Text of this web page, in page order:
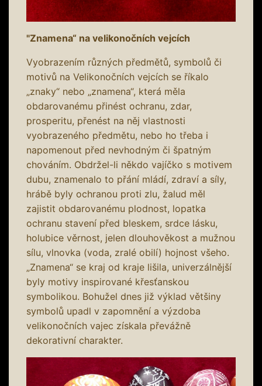
"Znamena“ na velikonočních vejcích
Vyobrazením různých předmětů, symbolů či
motivů na Velikonočních vejcích se říkalo
„znaky“ nebo „znamena“, která měla
obdarovanému přinést ochranu, zdar,
prosperitu, přenést na něj vlastnosti
vyobrazeného předmětu, nebo ho třeba i
napomenout před nevhodným či špatným
chováním. Obdržel-li někdo vajíčko s motivem
dubu, znamenalo to přání mládí, zdraví a síly,
hrábě byly ochranou proti zlu, žalud měl
zajistit obdarovanému plodnost, lopatka
ochranu stavení před bleskem, srdce lásku,
holubice věrnost, jelen dlouhověkost a mužnou
sílu, vlnovka (voda, zralé obilí) hojnost všeho.
„Znamena“ se kraj od kraje lišila, univerzálnější
byly motivy inspirované křesťanskou
symbolikou. Bohužel dnes již výklad většiny
symbolů upadl v zapomnění a výzdoba
velikonočních vajec získala převážně
dekorativní charakter.